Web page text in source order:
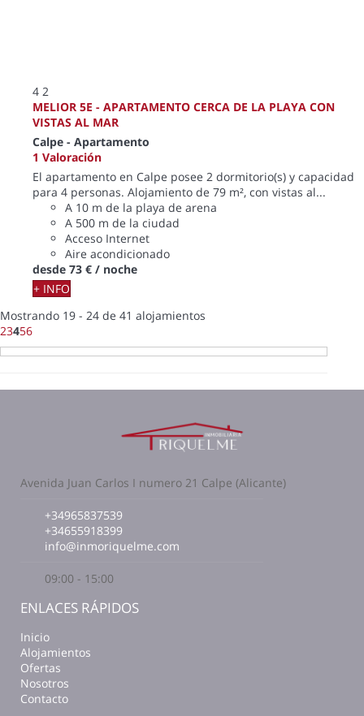
4 2
MELIOR 5E - APARTAMENTO CERCA DE LA PLAYA CON
VISTAS AL MAR
Calpe - Apartamento
1 Valoración
El apartamento en Calpe posee 2 dormitorio(s) y capacidad
para 4 personas. Alojamiento de 79 m², con vistas al...
A 10 m de la playa de arena
A 500 m de la ciudad
Acceso Internet
Aire acondicionado
desde 73 € / noche
+ INFO
Mostrando 19 - 24 de 41 alojamientos
23456
Avenida Juan Carlos I numero 21 Calpe (Alicante)
+34965837539
+34655918399
info@inmoriquelme.com
09:00 - 15:00
ENLACES RÁPIDOS
Inicio
Alojamientos
Ofertas
Nosotros
Contacto